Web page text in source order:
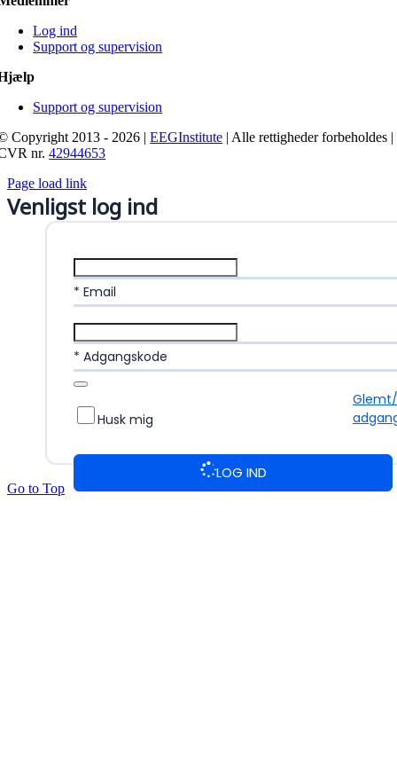
Log ind
Support og supervision
Support og supervision
Copyright 2013 - 2026 |EEGInstitute | Alle rettigheder forbeholdes |
nr.42944653
Page load link
Venligst log ind
* Email
* Adgangskode
Husk mig
LOG IND
Go to Top